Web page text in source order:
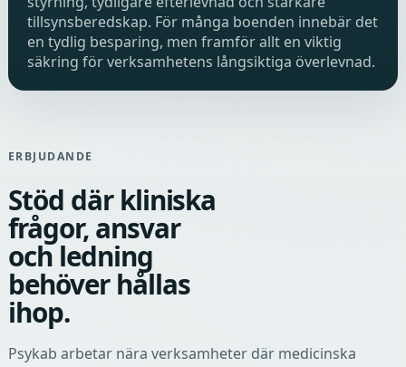
tillsynsberedskap. För många boenden innebär det
en tydlig besparing, men framför allt en viktig
säkring för verksamhetens långsiktiga överlevnad.
ERBJUDANDE
Stöd där kliniska
frågor, ansvar
och ledning
behöver hållas
ihop.
Psykab arbetar nära verksamheter där medicinska